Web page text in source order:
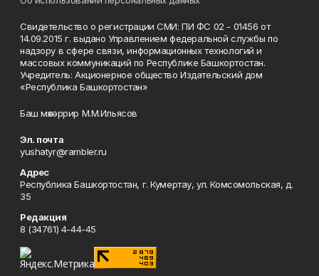
Свидетельство о регистрации СМИ: ПИ ФС 02 - 01456 от
14.09.2015 г. выдано Управлением федеральной службы по
надзору в сфере связи, информационных технологий и
массовых коммуникаций по Республике Башкортостан.
Учредитель: Акционерное общество Издательский дом
«Республика Башкортостан»
Баш мөхәррир М.М.Ильясов
Эл. почта
yushatyr@rambler.ru
Адрес
Республика Башкортостан, г. Кумертау, ул. Комсомольская, д.
35
Редакция
8 (34761) 4-44-45